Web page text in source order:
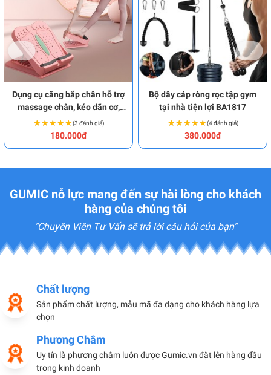
Dụng cụ căng bắp chân hỗ trợ
massage chân, kéo dãn cơ,
gân hiệu quả BA1962
★★★★★
★★★★★(3 đánh giá)
180.000đ
Bộ dây cáp ròng rọc tập gym
tại nhà tiện lợi BA1817
★★★★★
★★★★★(4 đánh giá)
380.000đ
GUMIC nỗ lực mang đến sự hài lòng cho khách
hàng của chúng tôi
"Chuyên Viên Tư Vấn sẽ trả lời câu hỏi của bạn"
Chất lượng
Sản phẩm chất lượng, mẫu mã đa dạng cho khách hàng lựa
chọn
Phương Châm
Uy tín là phương châm luôn được Gumic.vn đặt lên hàng đầu
trong kinh doanh